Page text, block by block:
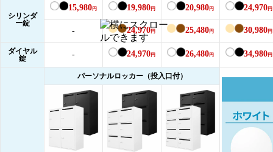
シリンダ
ー錠
15,980円 19,980円 20,980円 24,970円
- 24,970円 25,480円 30,980円
ダイヤル
錠
- 24,970円 26,480円 34,980円
パーソナルロッカー（投入口付）